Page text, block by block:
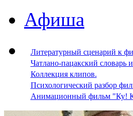
Афиша
Литературный сценарий к
Чатлано-пацакский словарь
Коллекция клипов.
Психологический разбор
Анимационный фильм "Ку!